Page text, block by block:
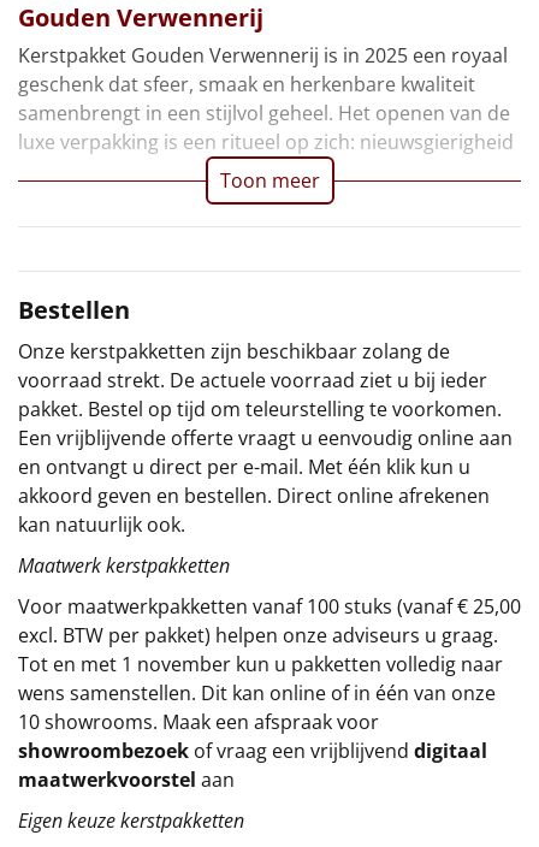
Alle artikelen
Overige
Ideeën
Personeel
Sinterklaaspakketten
Particulier
Kerstgeschenken 2026
Relatiegeschenken
Cadeaubon
Per stuk
Alle overige
Gouden Verwennerij
Kerstpakket Gouden Verwennerij is in 2025 een royaal
geschenk dat sfeer, smaak en herkenbare kwaliteit
samenbrengt in een stijlvol geheel. Het openen van de
luxe verpakking is een ritueel op zich: nieuwsgierigheid
Toon meer
Bestellen
Onze kerstpakketten zijn beschikbaar zolang de
voorraad strekt. De actuele voorraad ziet u bij ieder
pakket. Bestel op tijd om teleurstelling te voorkomen.
Een vrijblijvende offerte vraagt u eenvoudig online aan
en ontvangt u direct per e-mail. Met één klik kun u
akkoord geven en bestellen. Direct online afrekenen
kan natuurlijk ook.
Maatwerk kerstpakketten
Voor maatwerkpakketten vanaf 100 stuks (vanaf € 25,00
excl. BTW per pakket) helpen onze adviseurs u graag.
Tot en met 1 november kun u pakketten volledig naar
wens samenstellen. Dit kan online of in één van onze
10 showrooms. Maak een afspraak voor
showroombezoek of vraag een vrijblijvend digitaal
maatwerkvoorstel aan
Eigen keuze kerstpakketten